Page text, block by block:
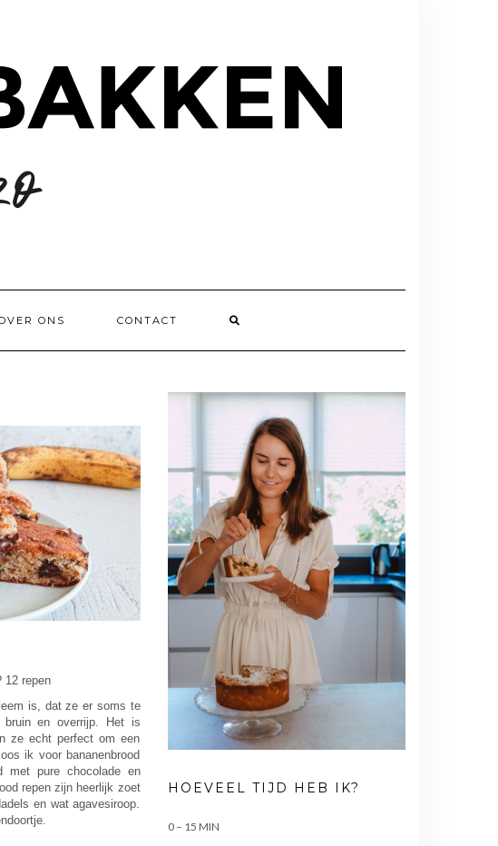
ONS CONTACT
12 repen
is, dat ze er soms te
bruin en overrijp. Het is
ze echt perfect om een
ik voor bananenbrood
met pure chocolade en
repen zijn heerlijk zoet
en wat agavesiroop.
HOEVEEL TIJD HEB IK?
0 – 15 MIN